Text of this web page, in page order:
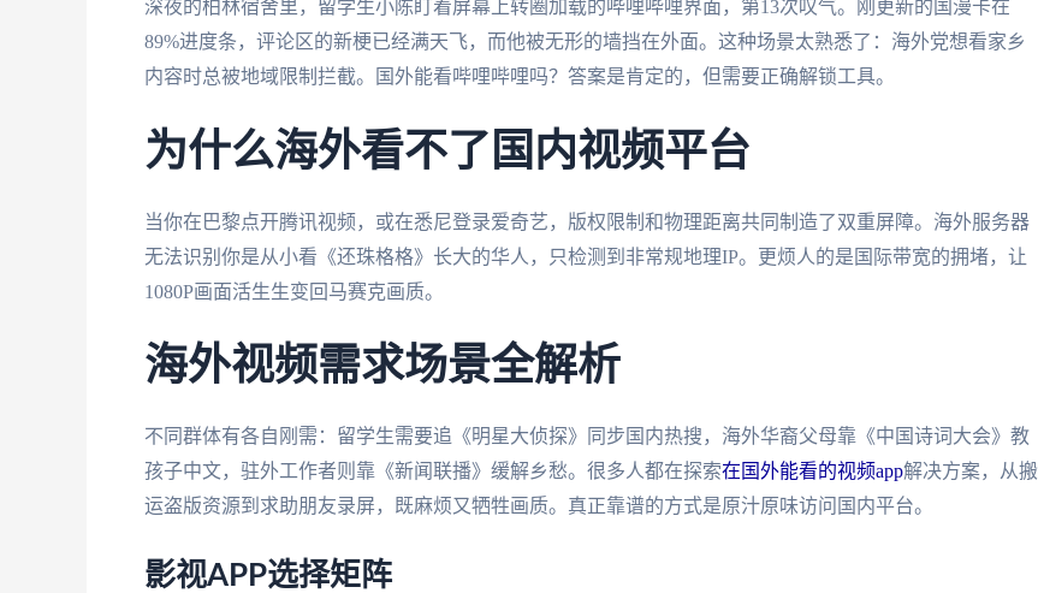
深夜的柏林宿舍里，留学生小陈盯着屏幕上转圈加载的哔哩哔哩界面，第13次叹气。刚更新的国漫卡在
89%进度条，评论区的新梗已经满天飞，而他被无形的墙挡在外面。这种场景太熟悉了：海外党想看家乡
内容时总被地域限制拦截。国外能看哔哩哔哩吗？答案是肯定的，但需要正确解锁工具。
为什么海外看不了国内视频平台
当你在巴黎点开腾讯视频，或在悉尼登录爱奇艺，版权限制和物理距离共同制造了双重屏障。海外服务器
无法识别你是从小看《还珠格格》长大的华人，只检测到非常规地理IP。更烦人的是国际带宽的拥堵，让
1080P画面活生生变回马赛克画质。
海外视频需求场景全解析
不同群体有各自刚需：留学生需要追《明星大侦探》同步国内热搜，海外华裔父母靠《中国诗词大会》教
孩子中文，驻外工作者则靠《新闻联播》缓解乡愁。很多人都在探索在国外能看的视频app解决方案，从搬
运盗版资源到求助朋友录屏，既麻烦又牺牲画质。真正靠谱的方式是原汁原味访问国内平台。
影视APP选择矩阵